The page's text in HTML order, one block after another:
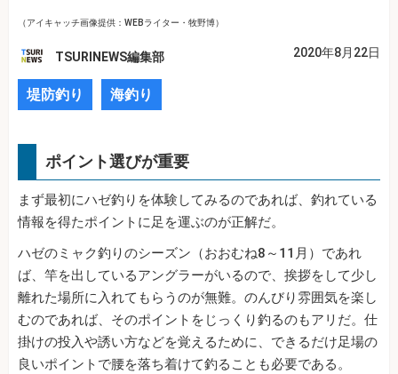
（アイキャッチ画像提供：WEBライター・牧野博）
TSURINEWS編集部 2020年8月22日
堤防釣り 海釣り
ポイント選びが重要
まず最初にハゼ釣りを体験してみるのであれば、釣れている
情報を得たポイントに足を運ぶのが正解だ。
ハゼのミャク釣りのシーズン（おおむね8～11月）であれ
ば、竿を出しているアングラーがいるので、挨拶をして少し
離れた場所に入れてもらうのが無難。のんびり雰囲気を楽し
むのであれば、そのポイントをじっくり釣るのもアリだ。仕
掛けの投入や誘い方などを覚えるために、できるだけ足場の
良いポイントで腰を落ち着けて釣ることも必要である。